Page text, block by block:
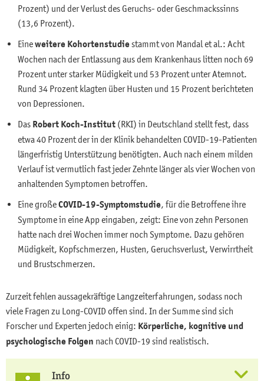
Prozent) und der Verlust des Geruchs- oder Geschmackssinns
(13,6 Prozent).
Eineweitere Kohortenstudiestammt von Mandal et al.: Acht
Wochen nach der Entlassung aus dem Krankenhaus litten noch 69
Prozent unter starker Müdigkeit und 53 Prozent unter Atemnot.
Rund 34 Prozent klagten über Husten und 15 Prozent berichteten
von Depressionen.
Das Robert Koch-Institut (RKI) in Deutschland stellt fest, dass
etwa 40 Prozent der in der Klinik behandelten COVID-19-Patienten
längerfristig Unterstützung benötigten. Auch nach einem milden
Verlauf ist vermutlich fast jeder Zehnte länger als vier Wochen von
anhaltenden Symptomen betroffen.
Eine großeCOVID-19-Symptomstudie, für die Betroffene ihre
Symptome in eine App eingaben, zeigt: Eine von zehn Personen
hatte nach drei Wochen immer noch Symptome. Dazu gehören
Müdigkeit, Kopfschmerzen, Husten, Geruchsverlust, Verwirrtheit
und Brustschmerzen.
Zurzeit fehlen aussagekräftige Langzeiterfahrungen, sodass noch
viele Fragen zu Long-COVID offen sind. In der Summe sind sich
Forscher und Experten jedoch einig: Körperliche, kognitive und
psychologische Folgen nach COVID-19 sind realistisch.
Info